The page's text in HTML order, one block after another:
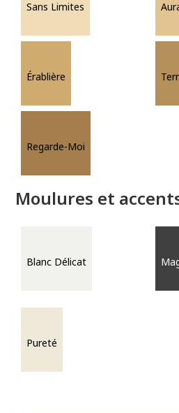
Sans Limites
Érablière
Regarde-Moi
Moulures et
Blanc Délicat
Pureté